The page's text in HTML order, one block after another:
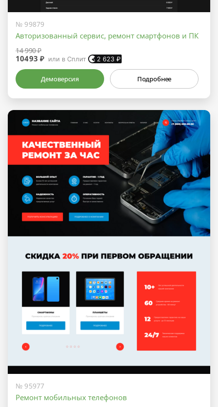
№ 99879
Авторизованный сервис, ремонт смартфонов и ПК
14 990 ₽
10493 ₽ или в Сплит 2 623 ₽
Демоверсия Подробнее
№ 95977
Ремонт мобильных телефонов